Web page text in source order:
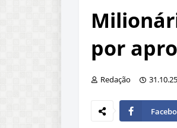
por
Redação 31.10.25